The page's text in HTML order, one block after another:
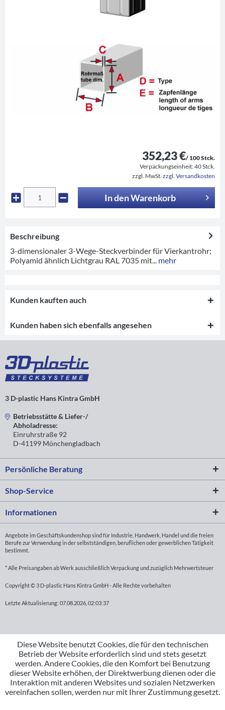
352,23 €/ 100 Stck.
Verpackungseinheit:40 Stck.
zzgl. MwSt. zzgl. Versandkosten
In denWarenkorb
Beschreibung
3-dimensionaler 3-Wege-Steckverbinder für Vierkantrohr;
Polyamid ähnlich Lichtgrau RAL 7035 mit...
mehr
Kunden kauften auch
Kunden haben sich ebenfalls angesehen
3 D-plastic Hans Kintra GmbH
Betriebsstätte & Liefer-/
Abholadresse:
Einruhrstraße 92
D-41199 Mönchengladbach
Persönliche Beratung
Shop-Service
Informationen
Angebote im Geschäftskundenshop sind für Industrie, Handwerk, Handel und die freien
Berufe zur Verwendung in der selbstständigen, beruflichen oder gewerblichen Tätigkeit
bestimmt.
* Alle Preisangaben ab Werk ausschließlich Verpackung und zuzüglich Mehrwertsteuer
Copyright © 3 D-plastic Hans Kintra GmbH - Alle Rechte vorbehalten
Letzte Aktualisierung: 07.08.2026, 02:03:37
Diese Website benutzt Cookies, die für den technischen
Betrieb der Website erforderlich sind und stets gesetzt
werden. Andere Cookies, die den Komfort bei Benutzung
dieser Website erhöhen, der Direktwerbung dienen oder die
Interaktion mit anderen Websites und sozialen Netzwerken
vereinfachen sollen, werden nur mit Ihrer Zustimmung gesetzt.